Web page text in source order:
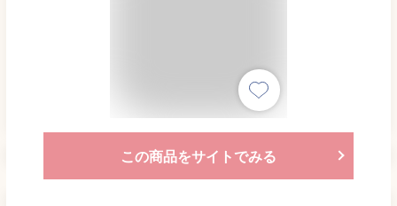
この商品をサイトでみる